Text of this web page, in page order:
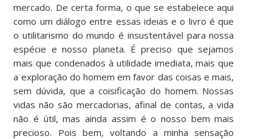
mercado. De certa forma, o que se estabelece aqui
como um diálogo entre essas ideias e o livro é que
o utilitarismo do mundo é insustentável para nossa
espécie e nosso planeta. É preciso que sejamos
mais que condenados à utilidade imediata, mais que
a exploração do homem em favor das coisas e mais,
sem dúvida, que a coisificação do homem. Nossas
vidas não são mercadorias, afinal de contas, a vida
não é útil, mas ainda assim é o nosso bem mais
precioso. Pois bem, voltando a minha sensação